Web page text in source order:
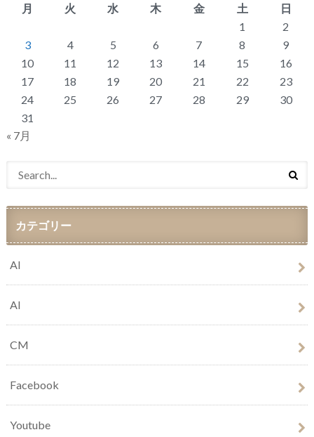
月
火 水 木 金 土
日
1
2
3
4 5 6 7 8
9
10
11 12 13 14 15
16
17
18 19 20 21 22
23
24
25 26 27 28 29
30
31
« 7月
カテゴリー
AI
AI
CM
Facebook
Youtube